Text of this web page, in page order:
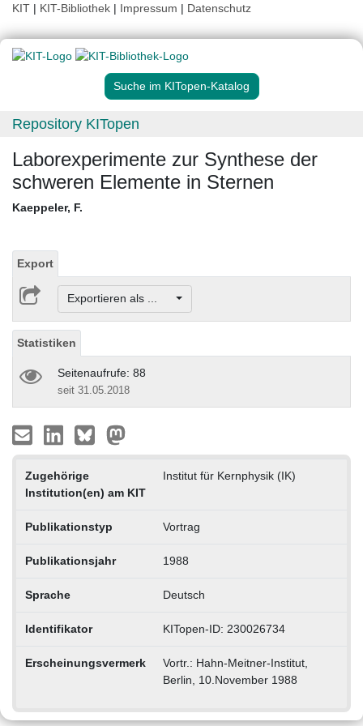
KIT | KIT-Bibliothek | Impressum | Datenschutz
Suche im KITopen-Katalog
Repository KITopen
Laborexperimente zur Synthese der
schweren Elemente in Sternen
Kaeppeler, F.
Export
Exportieren als ...
Statistiken
Seitenaufrufe: 88
seit 31.05.2018
Zugehörige
Institution(en) am KIT
Institut für Kernphysik (IK)
Publikationstyp Vortrag
Publikationsjahr 1988
Sprache Deutsch
Identifikator KITopen-ID: 230026734
Erscheinungsvermerk
Vortr.: Hahn-Meitner-Institut,
Berlin, 10.November 1988